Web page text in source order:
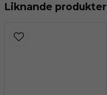
Liknande produkter